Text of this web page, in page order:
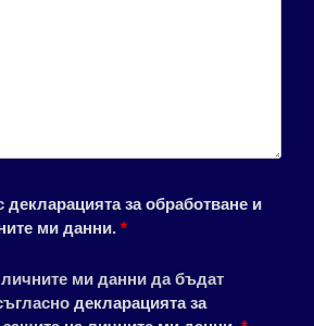
декларацията за обработване и
ми данни. *
ми данни да бъдат
декларацията за